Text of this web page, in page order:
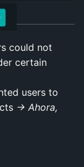
could not
certain
users to
-> Ahora,